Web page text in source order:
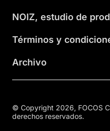
NOIZ, estudio de
Términos y
Archivo
© Copyright 2026, FOCOS
derechos reservados.